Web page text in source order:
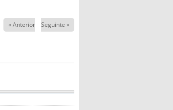
« Anterior Seguinte »